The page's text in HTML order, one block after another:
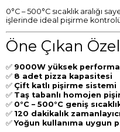
0°C – 500°C sıcaklık aralığı
işlerinde ideal pişirme
Öne Çıkan
✅ 9000W yüksek
✅ 8 adet pizza kapasitesi
✅ Çift katlı pişirme sistemi
✅ Taş tabanlı homojen
✅ 0°C – 500°C geniş
✅ 120 dakikalık
✅Yoğun kullanıma uygun